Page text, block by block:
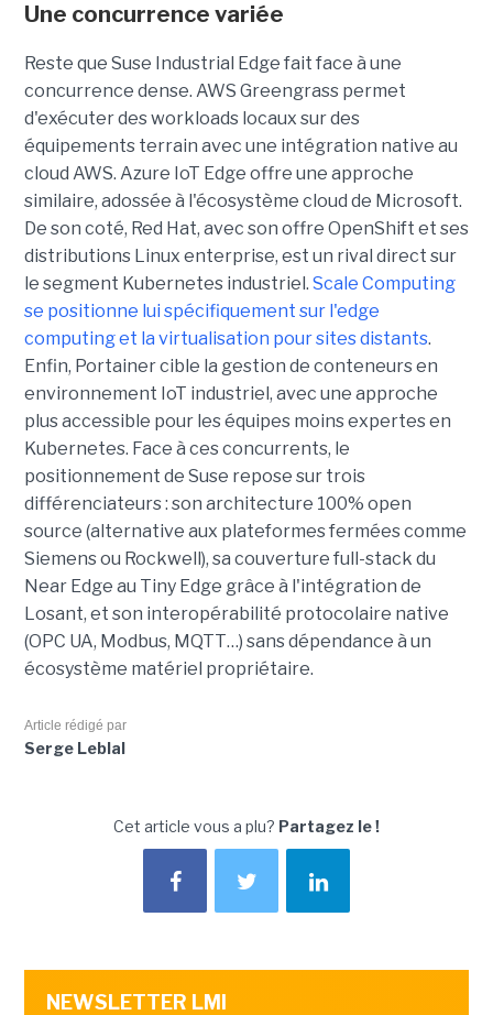
Une concurrence variée
Reste que Suse Industrial Edge fait face à une
concurrence dense. AWS Greengrass permet
d'exécuter des workloads locaux sur des
équipements terrain avec une intégration native au
cloud AWS. Azure IoT Edge offre une approche
similaire, adossée à l'écosystème cloud de Microsoft.
De son coté, Red Hat, avec son offre OpenShift et ses
distributions Linux enterprise, est un rival direct sur
le segment Kubernetes industriel. Scale Computing
se positionne lui spécifiquement sur l'edge
computing et la virtualisation pour sites distants.
Enfin, Portainer cible la gestion de conteneurs en
environnement IoT industriel, avec une approche
plus accessible pour les équipes moins expertes en
Kubernetes. Face à ces concurrents, le
positionnement de Suse repose sur trois
différenciateurs : son architecture 100% open
source (alternative aux plateformes fermées comme
Siemens ou Rockwell), sa couverture full-stack du
Near Edge au Tiny Edge grâce à l'intégration de
Losant, et son interopérabilité protocolaire native
(OPC UA, Modbus, MQTT…) sans dépendance à un
écosystème matériel propriétaire.
Article rédigé par
Serge Leblal
Cet article vous a plu? Partagez le !
NEWSLETTER LMI